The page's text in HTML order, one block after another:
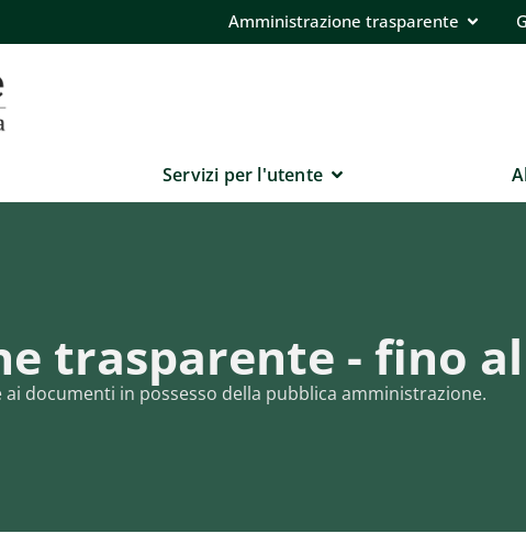
Amministrazione trasparente
Servizi per l'utente
trasparente - fino
documenti in possesso della pubblica amministrazione.